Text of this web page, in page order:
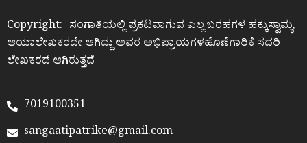
Copyright:- ಸಂಗಾತಿಯಲ್ಲಿ ಪ್ರಕಟವಾಗುವ ಎಲ್ಲ ಬರಹಗಳ ಹಕ್ಕುಸ್ವಾಮ್ಯ
ಆಯಾಲೇಖಕರದೇ ಆಗಿದ್ದು ಅವರ ಅಭಿಪ್ರಾಯಗಳಹೊಣೆಗಾರಿಕೆ ಸದರಿ
ಲೇಖಕರದೆ ಆಗಿರುತ್ತದೆ
7019100351
sangaatipatrike@gmail.com